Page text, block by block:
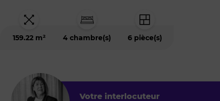
CANCALE
(35260)
159.22 m² 4 chambre(s) 6 pièce(s)
Votre interlocuteur